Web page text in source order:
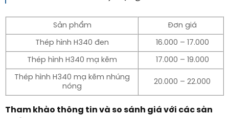
Sản phẩm Đơn giá
Thép hình H340 đen 16.000 – 17.000
Thép hình H340 mạ kẽm 17.000 – 19.000
Thép hình H340 mạ kẽm nhúng
nóng
20.000 – 22.000
Tham khảo thông tin và so sánh giá với các sản